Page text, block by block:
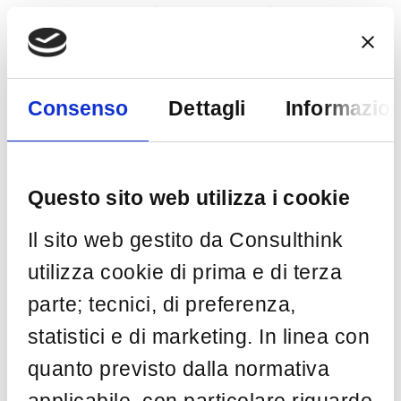
Consenso Dettagli
Questo sito web utilizza i cookie
Il sito web gestito da Consulthink
utilizza cookie di prima e di terza
parte; tecnici, di preferenza,
statistici e di marketing. In linea con
quanto previsto dalla normativa
Who We Are
Business Unit ►
Big Data, Development & Data
Integration
Security & Infrastructure
Cloud & DevOps
Solutions & Services